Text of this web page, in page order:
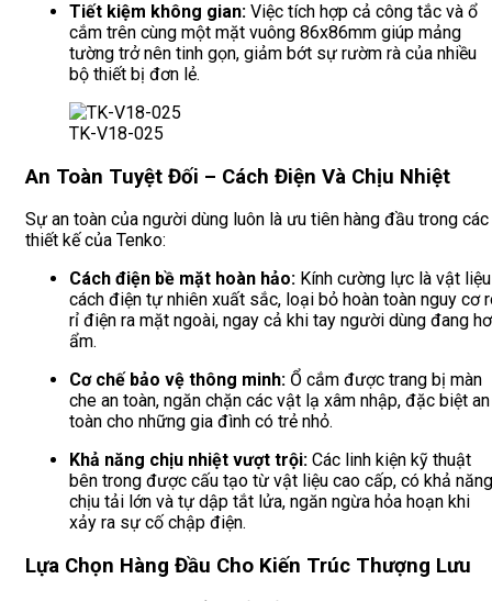
Tiết kiệm không gian: Việc tích hợp cả công tắc và ổ
cắm trên cùng một mặt vuông 86x86mm giúp mảng
tường trở nên tinh gọn, giảm bớt sự rườm rà của nhiều
bộ thiết bị đơn lẻ.
TK-V18-025
An Toàn Tuyệt Đối – Cách Điện Và Chịu Nhiệt
Sự an toàn của người dùng luôn là ưu tiên hàng đầu trong các
thiết kế của Tenko:
Cách điện bề mặt hoàn hảo: Kính cường lực là vật liệu
cách điện tự nhiên xuất sắc, loại bỏ hoàn toàn nguy cơ
rỉ điện ra mặt ngoài, ngay cả khi tay người dùng đang
ẩm.
Cơ chế bảo vệ thông minh: Ổ cắm được trang bị màn
che an toàn, ngăn chặn các vật lạ xâm nhập, đặc biệt an
toàn cho những gia đình có trẻ nhỏ.
Khả năng chịu nhiệt vượt trội: Các linh kiện kỹ thuật
bên trong được cấu tạo từ vật liệu cao cấp, có khả năng
chịu tải lớn và tự dập tắt lửa, ngăn ngừa hỏa hoạn khi
xảy ra sự cố chập điện.
Lựa Chọn Hàng Đầu Cho Kiến Trúc Thượng Lưu